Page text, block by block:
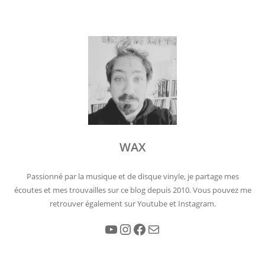
WAX
Passionné par la musique et de disque vinyle, je partage mes
écoutes et mes trouvailles sur ce blog depuis 2010. Vous pouvez me
retrouver également sur Youtube et Instagram.
YouTube Instagram Facebook